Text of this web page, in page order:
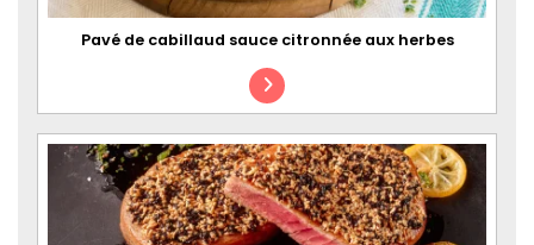
Pavé de cabillaud sauce citronnée aux herbes